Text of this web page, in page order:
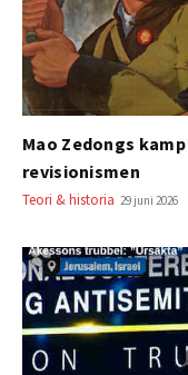
Mao Zedongs
revisionismen
Teori & historia 29 juni 2026